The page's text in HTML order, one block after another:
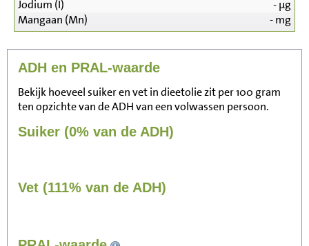
Jodium (I)
-µg
Mangaan (Mn)
-mg
ADH en PRAL-waarde
Bekijk hoeveel suiker en vet in dieetolie zit per 100 gram
ten opzichte van de ADH van een volwassen persoon.
Suiker (0% van de ADH)
Vet (111% van de ADH)